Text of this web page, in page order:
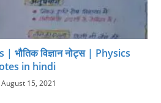
भौतिक विज्ञान नोट्स | Physics
in hindi
August 15, 2021